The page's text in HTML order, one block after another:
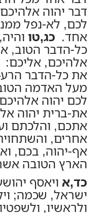
דבר יהוה
לכם, לא-נפל
אחד. כג,טו
כל-הדבר הטוב,
אלהיכם, אליכם:
את כל-הדבר
מעל האדמה
לכם יהוה
את-ברית יהוה
אתכם, והלכתם
אחרים,
אף-יהוה, בכם,
הארץ הטובה
כד,א ויאסף
ישראל, שכמה;
ולראשיו,